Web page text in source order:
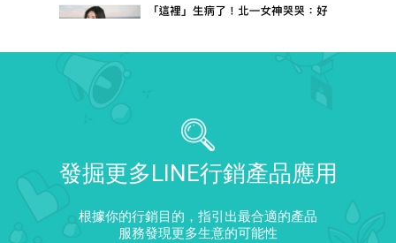
發掘更多LINE行銷產品應用
根據你的行銷目的，指引出最合適的產品
服務發現更多生意的可能性